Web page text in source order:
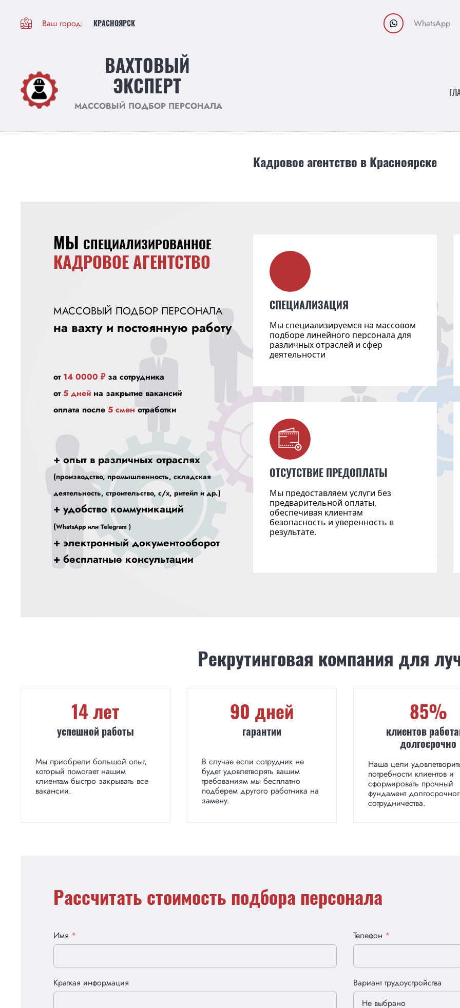
Ваш город: КРАСНОЯРСК WhatsApp
ВАХТОВЫЙ
ЭКСПЕРТ
МАССОВЫЙ ПОДБОР ПЕРСОНАЛА
Кадровое агентство в Красноярске
МЫ СПЕЦИАЛИЗИРОВАННОЕ
КАДРОВОЕ АГЕНТСТВО
МАССОВЫЙ ПОДБОР ПЕРСОНАЛА
на вахту и постоянную работу
от14 0000 ₽ за сотрудника
от5 дней на закрытие вакансий
оплата после 5 сменотработки
+ опыт в различных отраслях
(производство, промышленность, складская
деятельность, строительство, с/х, ритейл и др.)
+ удобство коммуникаций
(WhatsApp или Telegram )
+ электронный документооборот
+ бесплатные консультации
СПЕЦИАЛИЗАЦИЯ
Мы специализируемся на массовом
подборе линейного персонала для
различных отраслей и сфер
деятельности
ОТСУТСТВИЕ ПРЕДОПЛАТЫ
Мы предоставляем услуги без
предварительной оплаты,
обеспечивая клиентам
безопасность и уверенность в
результате.
Рекрутинговая компания для
14 лет
успешной работы
Мы приобрели большой опыт,
который помогает нашим
клиентам быстро закрывать все
вакансии.
90 дней
гарантии
В случае если сотрудник не
будет удовлетворять вашим
требованиям мы бесплатно
подберем другого работника на
замену.
85%
клиентов
долгосрочно
Наша цели
потребности клиентов и
сформировать прочный
фундамент
сотрудничества.
Рассчитать стоимость подбора персонала
Имя * Телефон *
Краткая информация
Вариант трудоустройства
Не выбрано